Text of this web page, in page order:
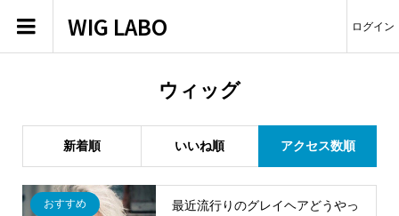
WIG LABO ログイン
ウィッグ
新着順 いいね順 アクセス数順
おすすめ
最近流行りのグレイヘアどうやっ